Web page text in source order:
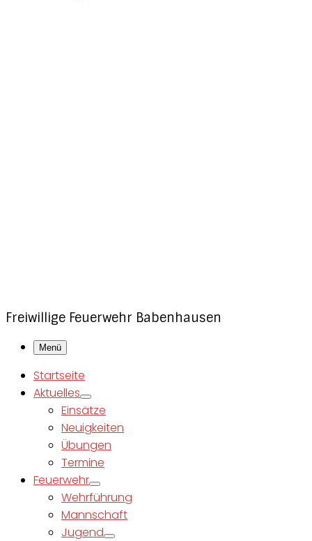
Freiwillige Feuerwehr Babenhausen
Menü
Startseite
Aktuelles
Einsätze
Neuigkeiten
Übungen
Termine
Feuerwehr
Wehrführung
Mannschaft
Jugend